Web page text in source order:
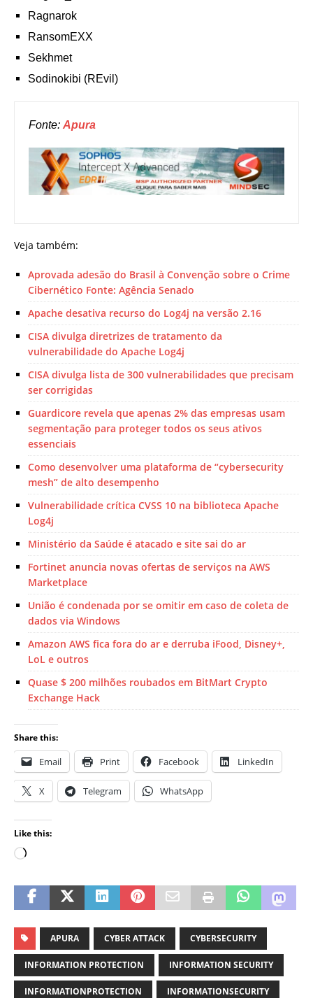
Ragnarok
RansomEXX
Sekhmet
Sodinokibi (REvil)
Fonte: Apura
Veja também:
Aprovada adesão do Brasil à Convenção sobre o Crime
Cibernético Fonte: Agência Senado
Apache desativa recurso do Log4j na versão 2.16
CISA divulga diretrizes de tratamento da
vulnerabilidade do Apache Log4j
CISA divulga lista de 300 vulnerabilidades que precisam
ser corrigidas
Guardicore revela que apenas 2% das empresas usam
segmentação para proteger todos os seus ativos
essenciais
Como desenvolver uma plataforma de “cybersecurity
mesh” de alto desempenho
Vulnerabilidade crítica CVSS 10 na biblioteca Apache
Log4j
Ministério da Saúde é atacado e site sai do ar
Fortinet anuncia novas ofertas de serviços na AWS
Marketplace
União é condenada por se omitir em caso de coleta de
dados via Windows
Amazon AWS fica fora do ar e derruba iFood, Disney+,
LoL e outros
Quase $ 200 milhões roubados em BitMart Crypto
Exchange Hack
Share this:
Email Print Facebook LinkedIn
X Telegram WhatsApp
Like this:
APURA CYBER ATTACK CYBERSECURITY
INFORMATION PROTECTION INFORMATION SECURITY
INFORMATIONPROTECTION INFORMATIONSECURITY